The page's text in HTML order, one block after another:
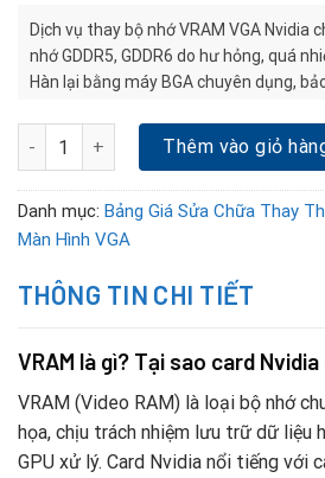
Dịch vụ thay bộ nhớ VRAM VGA Nvidia
nhớ GDDR5, GDDR6 do hư hỏng, quá
Hàn lại bằng máy BGA chuyên dụng,
Thay Bộ nhớ Vram Vga Nvidia số lượng
Thêm vào giỏ
Danh mục: Bảng Giá Sửa Chữa Thay
Màn Hình VGA
THÔNG TIN CHI TIẾT
VRAM là gì? Tại sao card
VRAM (Video RAM) là loại bộ nhớ
họa, chịu trách nhiệm lưu trữ dữ liệu
GPU xử lý. Card Nvidia nổi tiếng với